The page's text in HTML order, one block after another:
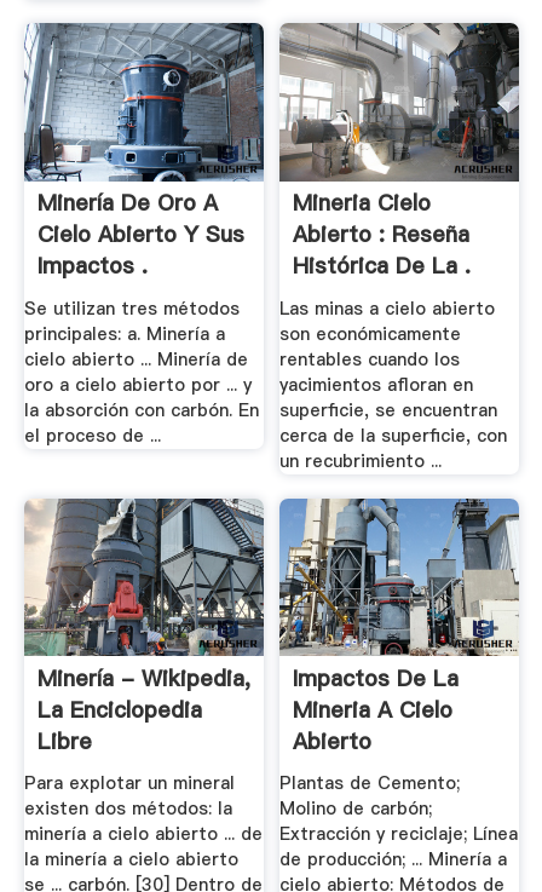
Minería De Oro A
Cielo Abierto Y Sus
Impactos .
Se utilizan tres métodos
principales: a. Minería a
cielo abierto ... Minería de
oro a cielo abierto por ... y
la absorción con carbón. En
el proceso de ...
Mineria Cielo
Abierto : Reseña
Histórica De La .
Las minas a cielo abierto
son económicamente
rentables cuando los
yacimientos afloran en
superficie, se encuentran
cerca de la superficie, con
un recubrimiento ...
Minería - Wikipedia,
La Enciclopedia
Libre
Para explotar un mineral
existen dos métodos: la
minería a cielo abierto ... de
la minería a cielo abierto
se ... carbón. [30] Dentro de
Impactos De La
Mineria A Cielo
Abierto
Plantas de Cemento;
Molino de carbón;
Extracción y reciclaje; Línea
de producción; ... Minería a
cielo abierto: Métodos de